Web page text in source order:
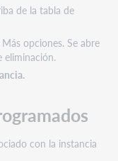
de la tabla de
opciones. Se abre
eliminación.
con la instancia